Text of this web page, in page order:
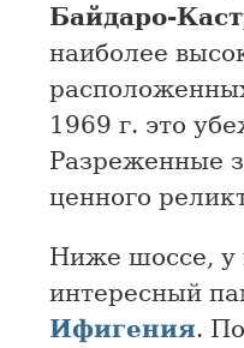
Байдаро-
наиболее
1969 г. это
Разреженные
ценного
Ниже шоссе, у
интересный
Ифигения.